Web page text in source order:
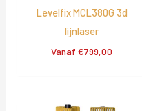
Levelfix MCL380G 3d
lijnlaser
Vanaf €799,00